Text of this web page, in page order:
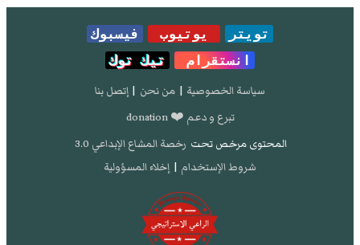
تويتر يوتيوب
فيسبوك
انستقرام
تيك توك
سياسة الخصوصية | من نحن | إتصل بنا
تبرع و دعم ❤️ donation
المحتوى مرخص تحت رخصة المشاع الإبداعي 3.0
شروط الإستخدام | إخلاء المسؤولية